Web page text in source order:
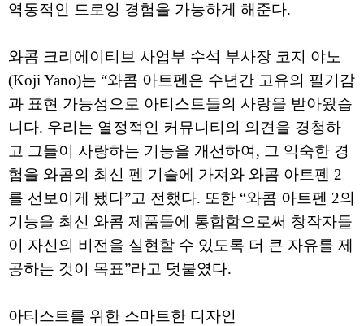
역동적인 드로잉 경험을 가능하게 해준다.
와콤 크리에이티브 사업부 수석 부사장 코지 야노
(Koji Yano)는 “와콤 아트펜은 수년간 고유의 필기감
과 표현 가능성으로 아티스트들의 사랑을 받아왔습
니다. 우리는 열정적인 커뮤니티의 의견을 경청하
고 그들이 사랑하는 기능을 개선하여, 그 익숙한 경
험을 와콤의 최신 펜 기술에 가져와 와콤 아트펜 2
를 선보이게 됐다”고 전했다. 또한 “와콤 아트펜 2의
기능을 최신 와콤 제품들에 통합함으로써 창작자들
이 자신의 비전을 실현할 수 있도록 더 큰 자유를 제
공하는 것이 목표”라고 덧붙였다.
아티스트를 위한 스마트한 디자인